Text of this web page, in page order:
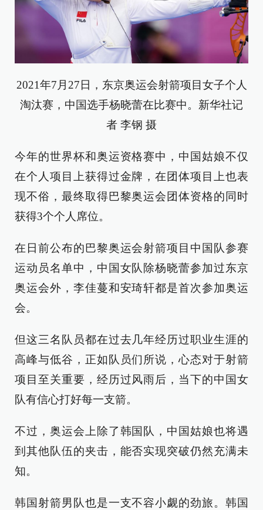
2021年7月27日，东京奥运会射箭项目女子个人
淘汰赛，中国选手杨晓蕾在比赛中。新华社记
者 李钢 摄
今年的世界杯和奥运资格赛中，中国姑娘不仅
在个人项目上获得过金牌，在团体项目上也表
现不俗，最终取得巴黎奥运会团体资格的同时
获得3个个人席位。
在日前公布的巴黎奥运会射箭项目中国队参赛
运动员名单中，中国女队除杨晓蕾参加过东京
奥运会外，李佳蔓和安琦轩都是首次参加奥运
会。
但这三名队员都在过去几年经历过职业生涯的
高峰与低谷，正如队员们所说，心态对于射箭
项目至关重要，经历过风雨后，当下的中国女
队有信心打好每一支箭。
不过，奥运会上除了韩国队，中国姑娘也将遇
到其他队伍的夹击，能否实现突破仍然充满未
知。
韩国射箭男队也是一支不容小觑的劲旅。韩国